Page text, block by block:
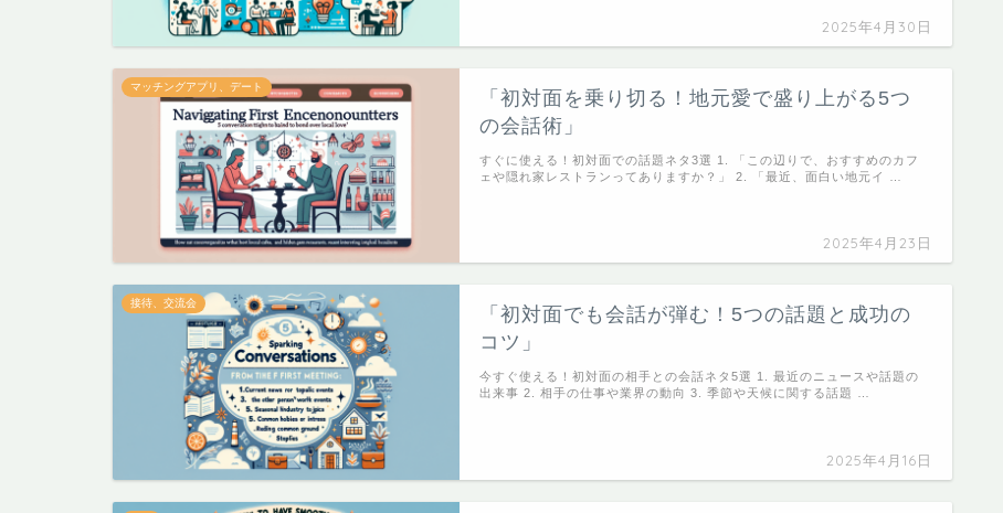
2025年4月30日
マッチングアプリ、デート
「初対面を乗り切る！地元愛で盛り上がる5つ
の会話術」
2025年4月23日
すぐに使える！初対面での話題ネタ3選 1. 「この辺りで、おすすめのカフ
ェや隠れ家レストランってありますか？」 2. 「最近、面白い地元イ …
接待、交流会
「初対面でも会話が弾む！5つの話題と成功の
コツ」
2025年4月16日
今すぐ使える！初対面の相手との会話ネタ5選 1. 最近のニュースや話題の
出来事 2. 相手の仕事や業界の動向 3. 季節や天候に関する話題 …